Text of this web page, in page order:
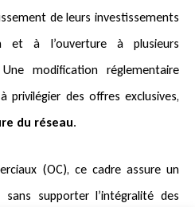
de leurs investissements
et à l’ouverture à plusieurs
modification réglementaire
privilégier des offres exclusives,
du réseau.
(OC), ce cadre assure un
supporter l’intégralité des